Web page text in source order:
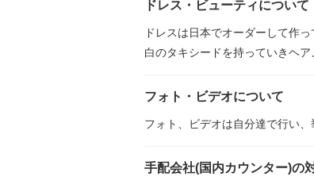
ドレス・ビューティについて
ドレスは日本でオーダーして作
白のタキシードを持っていきヘ
フォト・ビデオについて
フォト、ビデオは自分達で行い
手配会社(国内カウンター)の